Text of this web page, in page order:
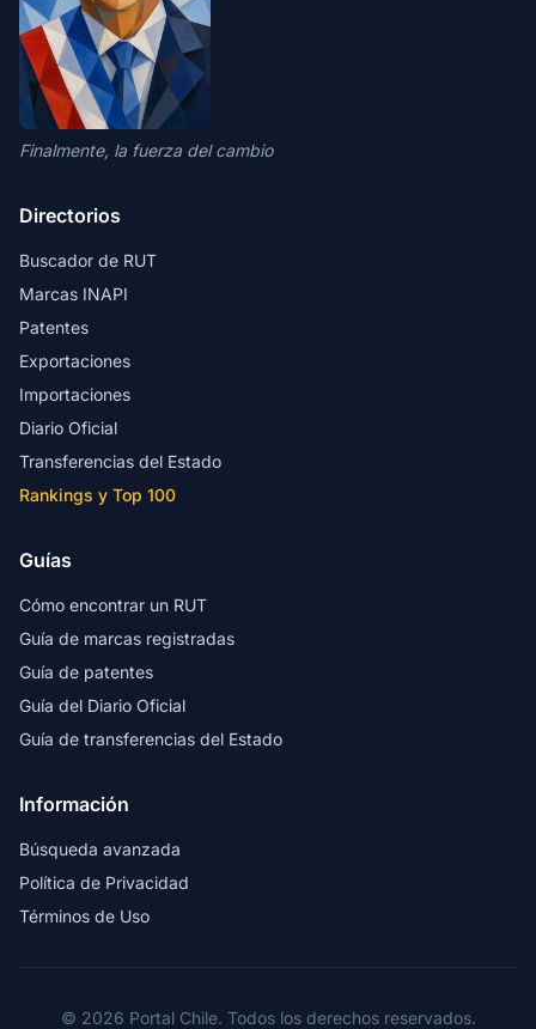
Finalmente, la fuerza del cambio
Directorios
Buscador de RUT
Marcas INAPI
Patentes
Exportaciones
Importaciones
Diario Oficial
Transferencias del Estado
Rankings y Top 100
Guías
Cómo encontrar un RUT
Guía de marcas registradas
Guía de patentes
Guía del Diario Oficial
Guía de transferencias del Estado
Información
Búsqueda avanzada
Política de Privacidad
Términos de Uso
© 2026 Portal Chile. Todos los derechos reservados.